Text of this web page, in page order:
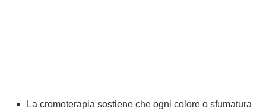
La cromoterapia sostiene che ogni colore o sfumatura